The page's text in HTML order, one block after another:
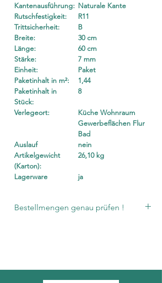
Kantenausführung: Naturale Kante
Rutschfestigkeit:
R11
Trittsicherheit:
B
Breite:
30 cm
Länge:
60 cm
Stärke:
7 mm
Einheit:
Paket
Paketinhalt in m²:
1,44
Paketinhalt in
Stück:
8
Verlegeort:
Küche Wohnraum
Gewerbeflächen Flur
Bad
Auslauf
nein
Artikelgewicht
(Karton):
26,10 kg
Lagerware ja
Bestellmengen genau prüfen !